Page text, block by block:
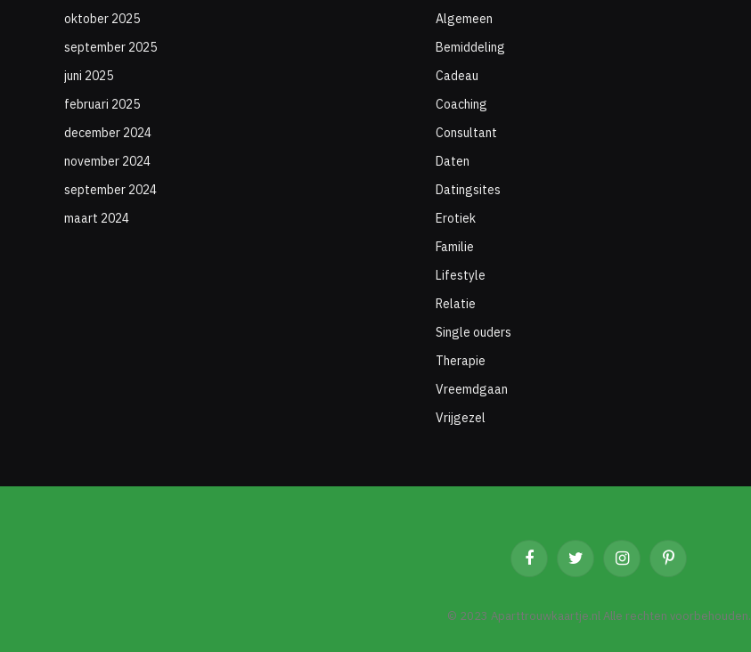
oktober 2025
september 2025
juni 2025
februari 2025
december 2024
november 2024
september 2024
maart 2024
Algemeen
Bemiddeling
Cadeau
Coaching
Consultant
Daten
Datingsites
Erotiek
Familie
Lifestyle
Relatie
Single ouders
Therapie
Vreemdgaan
Vrijgezel
FacebookTwitter InstagramPinterest
© 2023 Aparttrouwkaartje.nl Alle rechten voorbehouden.